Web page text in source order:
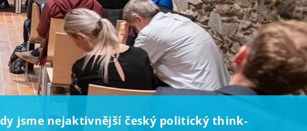
jsme nejaktivnější český politický think-